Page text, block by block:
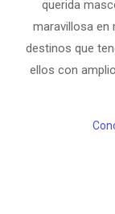
querida
maravillosa en
destinos que
ellos con